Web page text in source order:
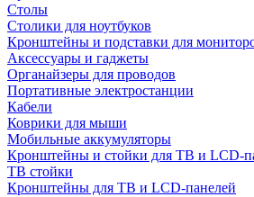
Столы
Столики для ноутбуков
Кронштейны и подставки для
Аксессуары и гаджеты
Органайзеры для проводов
Портативные электростанции
Кабели
Коврики для мыши
Мобильные аккумуляторы
Кронштейны и стойки для ТВ и LCD-
ТВ стойки
Кронштейны для ТВ и LCD-панелей